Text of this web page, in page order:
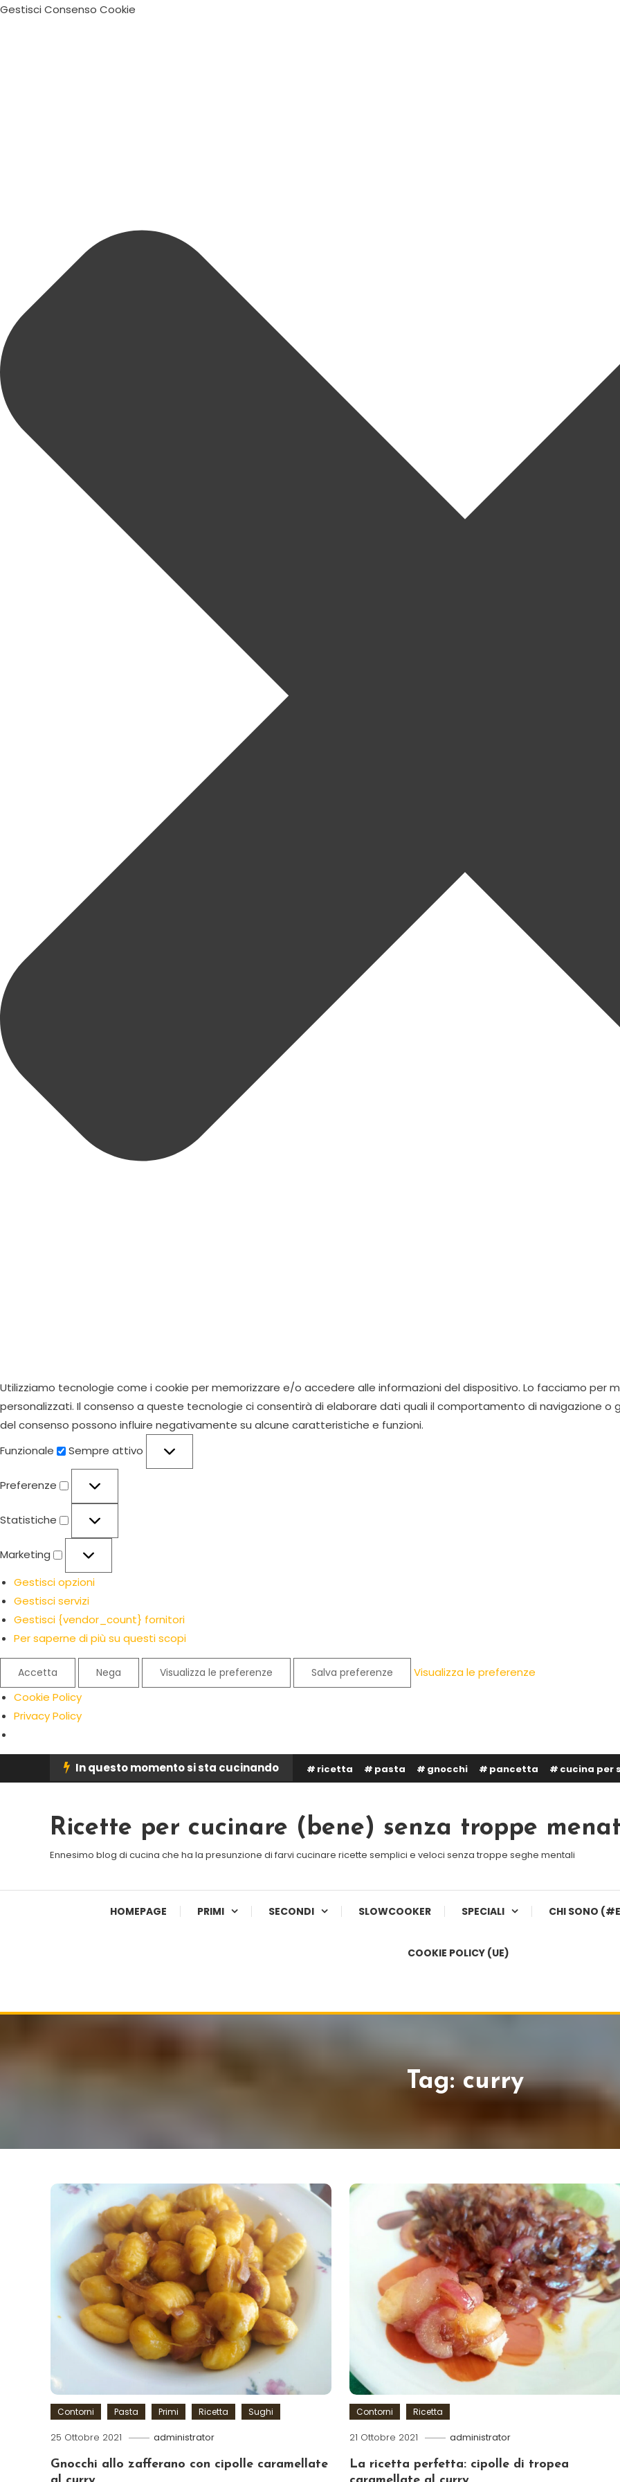
Gestisci Consenso Cookie
Utilizziamo tecnologie come i cookie per memorizzare e/o accedere alle informazioni del dispositivo. Lo facciamo per
personalizzati. Il consenso a queste tecnologie ci consentirà di elaborare dati quali il comportamento di navigazione o
del consenso possono influire negativamente su alcune caratteristiche e funzioni.
Funzionale
Sempre attivo
Preferenze
Statistiche
Marketing
Gestisci opzioni
Gestisci servizi
Gestisci {vendor_count} fornitori
Per saperne di più su questi scopi
Accetta Nega Visualizza le preferenze Salva preferenze
Visualizza le preferenze
Cookie Policy
Privacy Policy
To
In questo momento si sta cucinando ricetta pasta gnocchi pancetta cucina per
Ricette per cucinare (bene) senza troppe
Ennesimo blog di cucina che ha la presunzione di farvi cucinare ricette semplici e veloci senza troppe seghe mentali
HOMEPAGE PRIMI SECONDI SLOWCOOKER SPECIALI CHI SONO
COOKIE POLICY (UE)
Tag:curry
Contorni Pasta Primi Ricetta Sughi
25 Ottobre 2021 administrator
Gnocchi allo zafferano con cipolle caramellate
Contorni Ricetta
21 Ottobre 2021 administrator
La ricetta perfetta: cipolle di tropea